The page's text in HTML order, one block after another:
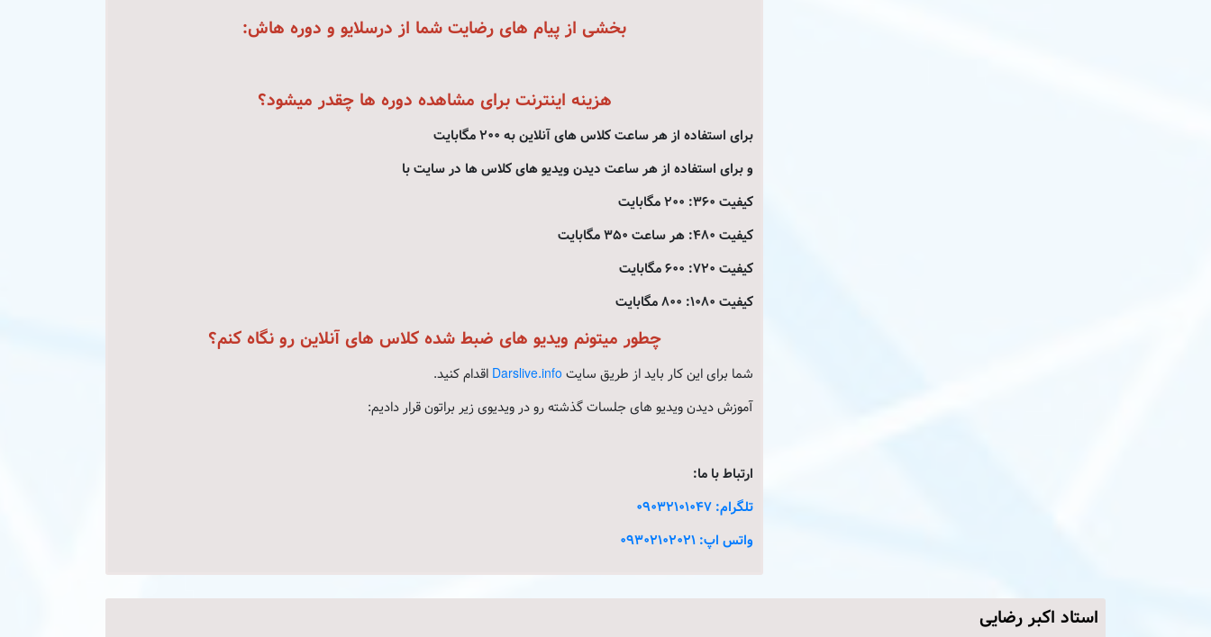
بخشی از پیام های رضایت شما از درسلایو و دوره هاش:
هزینه اینترنت برای مشاهده دوره ها چقدر میشود؟
برای استفاده از هر ساعت کلاس های آنلاین به 200 مگابایت
و برای استفاده از هر ساعت دیدن ویدیو های کلاس ها در سایت با
کیفیت 360: 200 مگابایت
کیفیت 480: هر ساعت 350 مگابایت
کیفیت 720: 600 مگابایت
کیفیت 1080: 800 مگابایت
چطور میتونم ویدیو های ضبط شده کلاس های آنلاین رو نگاه کنم؟
شما برای این کار باید از طریق سایت Darslive.info اقدام کنید.
آموزش دیدن ویدیو های جلسات گذشته رو در ویدیوی زیر براتون قرار دادیم:
ارتباط با ما:
تلگرام: 09032101047
واتس اپ: 09302102021
استاد اکبر رضایی